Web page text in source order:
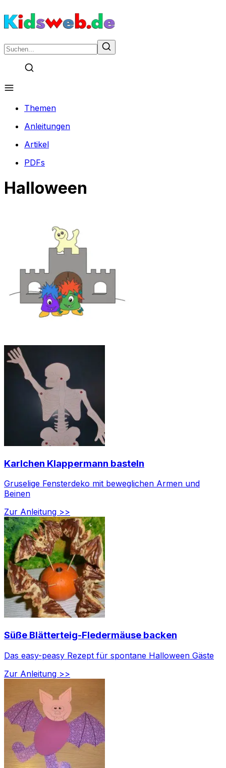
Themen
Anleitungen
Artikel
PDFs
Halloween
Karlchen Klappermann basteln
Gruselige Fensterdeko mit beweglichen Armen und
Beinen
Zur Anleitung >>
Süße Blätterteig-Fledermäuse backen
Das easy-peasy Rezept für spontane Halloween Gäste
Zur Anleitung >>